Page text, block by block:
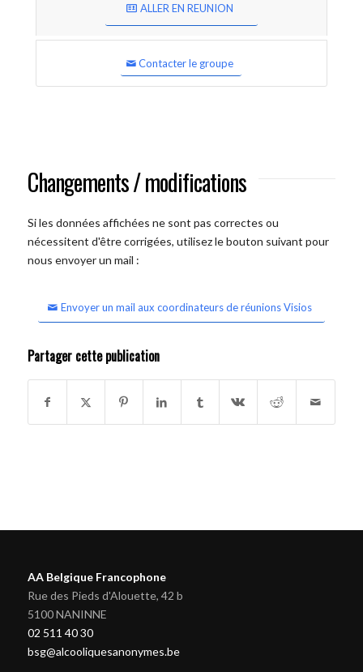
ALLER EN REUNION
Contacter le groupe
Changements / modifications
Si les données affichées ne sont pas correctes ou
nécessitent d'être corrigées, utilisez le bouton suivant pour
nous envoyer un mail :
Envoyer un mail aux coordinateurs de réunions Visios
Partager cette publication
AA Belgique Francophone
Rue des Pieds d'Alouette, 42 b
5100 NANINNE
02 511 40 30
bsg@alcooliquesanonymes.be